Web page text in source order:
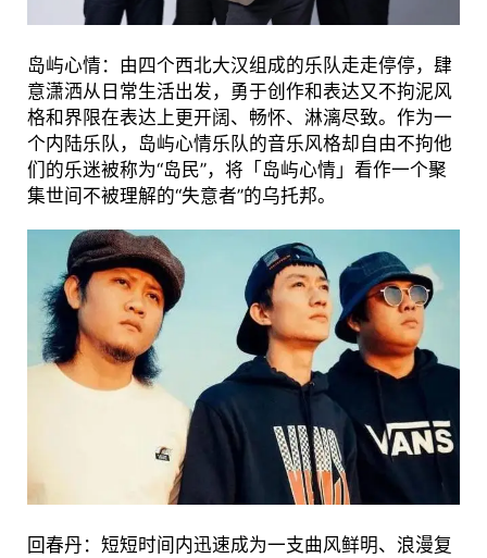
岛屿心情：由四个西北大汉组成的乐队走走停停，肆
意潇洒从日常生活出发，勇于创作和表达又不拘泥风
格和界限在表达上更开阔、畅怀、淋漓尽致。作为一
个内陆乐队，岛屿心情乐队的音乐风格却自由不拘他
们的乐迷被称为“岛民”，将「岛屿心情」看作一个聚
集世间不被理解的“失意者”的乌托邦。
回春丹：短短时间内迅速成为一支曲风鲜明、浪漫复